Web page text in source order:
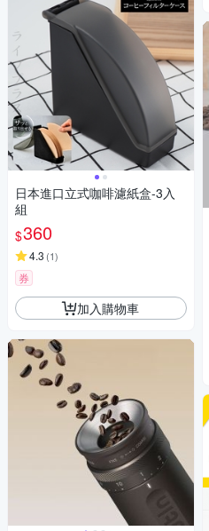
日本進口立式咖啡濾紙盒-3入
組
$360
4.3 (1)
券
加入購物車